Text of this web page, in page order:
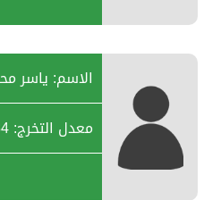
الاسم: ياسر
معدل التخرج: 87.34